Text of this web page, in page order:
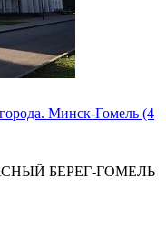
Минск-Гомель (4
БЕРЕГ-ГОМЕЛЬ